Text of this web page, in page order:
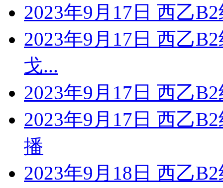
2023年9月17日 西乙
2023年9月17日 西乙
戈...
2023年9月17日 西乙
2023年9月17日 西乙
播
2023年9月18日 西乙